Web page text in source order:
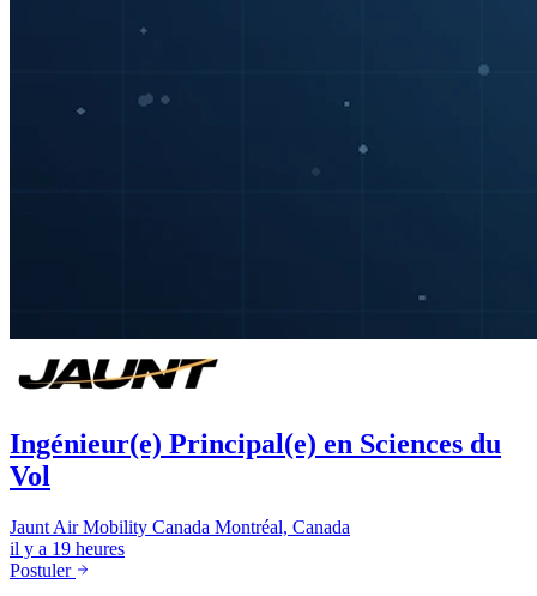
Ingénieur(e) Principal(e) en Sciences du
Vol
Jaunt Air Mobility Canada Montréal, Canada
il y a 19 heures
Postuler